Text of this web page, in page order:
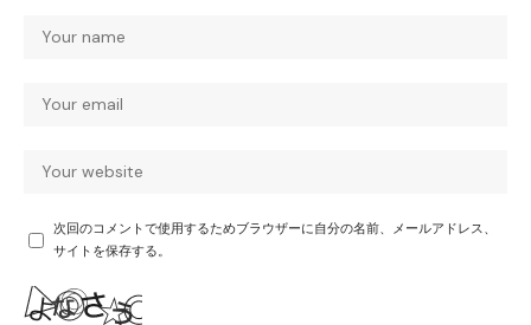
次回のコメントで使用するためブラウザーに自分の名前、メールアドレス、
サイトを保存する。